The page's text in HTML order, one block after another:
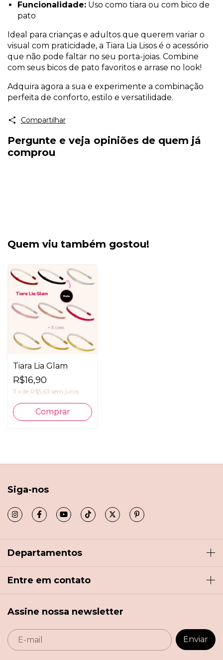
Funcionalidade: Uso como tiara ou com bico de
pato
Ideal para crianças e adultos que querem variar o
visual com praticidade, a Tiara Lia Lisos é o acessório
que não pode faltar no seu porta-joias. Combine
com seus bicos de pato favoritos e arrase no look!
Adquira agora a sua e experimente a combinação
perfeita de conforto, estilo e versatilidade.
Compartilhar
Pergunte e veja opiniões de quem já
comprou
Quem viu também gostou!
Tiara Lia Glam
R$16,90
3 x de R$5,63 sem juros
Comprar
Siga-nos
Departamentos
Entre em contato
Assine nossa newsletter